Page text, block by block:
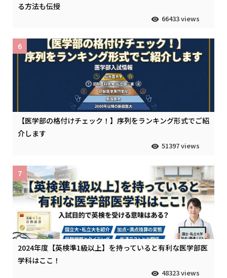
る方法も伝授
66433 views
【医学部の格付けチェック！】序列をランキング形式でご紹
介します
51397 views
6
2024年度【英検準1級以上】を持っていると有利な医学部医
学科はここ！
48323 views
7